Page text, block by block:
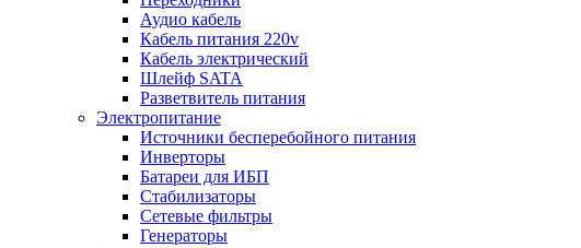
Аудио кабель
Кабель питания 220v
Кабель электрический
Шлейф SATA
Разветвитель питания
Электропитание
Источники бесперебойного питания
Инверторы
Батареи для ИБП
Стабилизаторы
Сетевые фильтры
Генераторы